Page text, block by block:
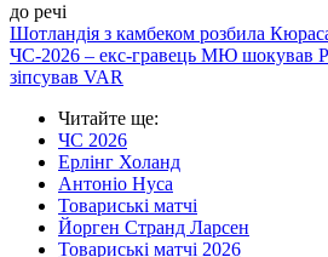
до речі
Шотландія з камбеком розбила
ЧС-2026 – екс-гравець МЮ шокував
зіпсував VAR
Читайте ще:
ЧС 2026
Ерлінг Холанд
Антоніо Нуса
Товариські матчі
Йорген Странд Ларсен
Товариські матчі 2026